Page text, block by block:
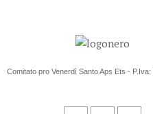
Comitato pro Venerdì Santo Aps Ets - P.Iva: